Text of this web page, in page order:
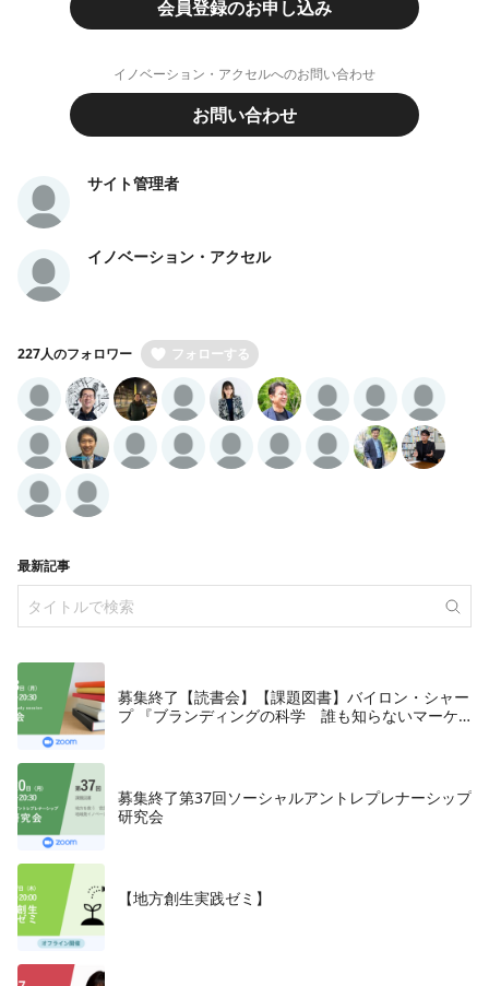
会員登録のお申し込み
イノベーション・アクセルへのお問い合わせ
お問い合わせ
サイト管理者
イノベーション・アクセル
227人のフォロワー フォローする
最新記事
募集終了【読書会】【課題図書】バイロン・シャー
プ 『ブランディングの科学 誰も知らないマーケ
募集終了第37回ソーシャルアントレプレナーシップ
研究会
【地方創生実践ゼミ】